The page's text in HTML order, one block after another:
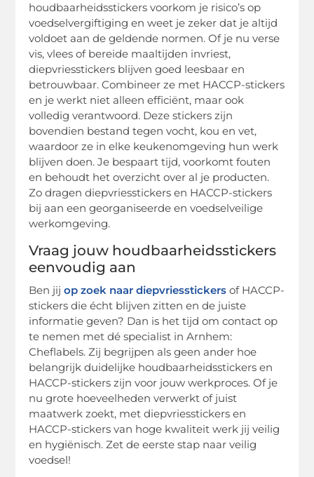
houdbaarheidsstickers voorkom je risico’s op
voedselvergiftiging en weet je zeker dat je altijd
voldoet aan de geldende normen. Of je nu verse
vis, vlees of bereide maaltijden invriest,
diepvriesstickers blijven goed leesbaar en
betrouwbaar. Combineer ze met HACCP-stickers
en je werkt niet alleen efficiënt, maar ook
volledig verantwoord. Deze stickers zijn
bovendien bestand tegen vocht, kou en vet,
waardoor ze in elke keukenomgeving hun werk
blijven doen. Je bespaart tijd, voorkomt fouten
en behoudt het overzicht over al je producten.
Zo dragen diepvriesstickers en HACCP-stickers
bij aan een georganiseerde en voedselveilige
werkomgeving.
Vraag jouw houdbaarheidsstickers
eenvoudig aan
Ben jijop zoek naar diepvriesstickers of HACCP-
stickers die écht blijven zitten en de juiste
informatie geven? Dan is het tijd om contact op
te nemen met dé specialist in Arnhem:
Cheflabels. Zij begrijpen als geen ander hoe
belangrijk duidelijke houdbaarheidsstickers en
HACCP-stickers zijn voor jouw werkproces. Of je
nu grote hoeveelheden verwerkt of juist
maatwerk zoekt, met diepvriesstickers en
HACCP-stickers van hoge kwaliteit werk jij veilig
en hygiënisch. Zet de eerste stap naar veilig
voedsel!